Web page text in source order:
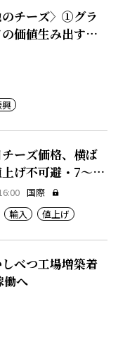
のチーズ〉①グラ
価値生み出す豊
興
ーズ価格、横ば
げ不可避・7～12
国際
輸入 値上げ
べつ工場増築着
働へ